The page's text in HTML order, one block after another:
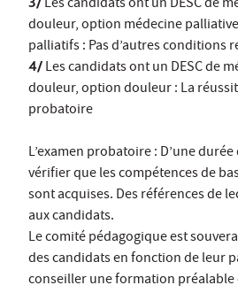
Les candidats ont un DESC de
douleur, option médecine
palliatifs : Pas d’autres conditions
4/ Les candidats ont un DESC de
douleur, option douleur : La
probatoire
L’examen probatoire : D’une
vérifier que les compétences de
sont acquises. Des références de
aux candidats.
Le comité pédagogique est
des candidats en fonction de leur
conseiller une formation